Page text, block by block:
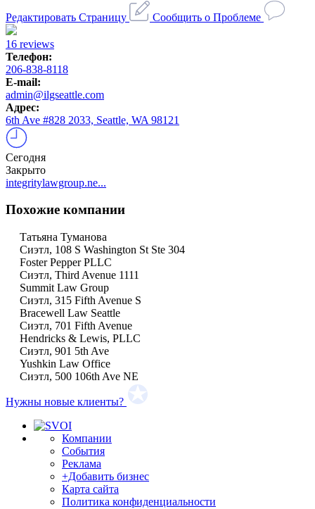
Редактировать Страницу
Сообщить о Проблеме
16 reviews
Телефон:
206-838-8118
E-mail:
admin@ilgseattle.com
Адрес:
6th Ave #828 2033, Seattle, WA 98121
Сегодня
Закрыто
integritylawgroup.ne...
Похожие компании
Татьяна Туманова
Сиэтл, 108 S Washington St Ste 304
Foster Pepper PLLC
Сиэтл, Third Avenue 1111
Summit Law Group
Сиэтл, 315 Fifth Avenue S
Bracewell Law Seattle
Сиэтл, 701 Fifth Avenue
Hendricks & Lewis, PLLC
Сиэтл, 901 5th Ave
Yushkin Law Office
Сиэтл, 500 106th Ave NE
Нужны новые клиенты?
Компании
События
Реклама
+Добавить бизнес
Карта сайта
Политика конфиденциальности